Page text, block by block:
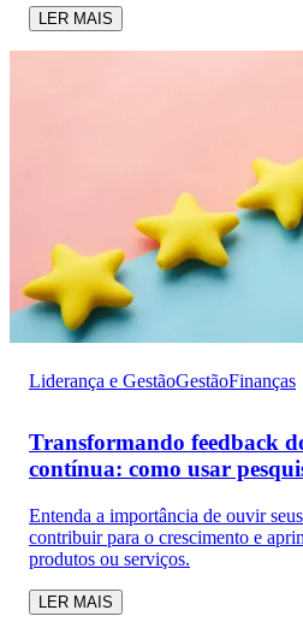
LER MAIS
Liderança e GestãoGestãoFinanças
Transformando feedback
contínua: como usar
Entenda a importância de ouvir
contribuir para o crescimento e
produtos ou serviços.
LER MAIS